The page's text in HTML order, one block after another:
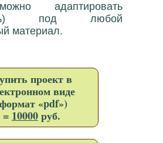
адаптировать
под любой
материал.
проект в
виде
«pdf»)
= 10000руб.